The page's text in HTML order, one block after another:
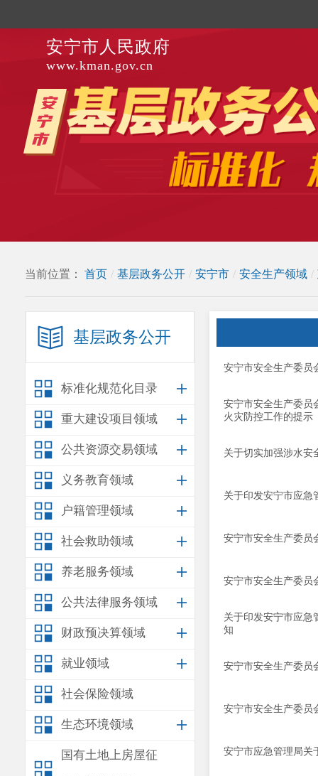
安宁市人民政府
www.kman.gov.cn
当前位置： 首页 / 基层政务公开 / 安宁市 / 安全生产领域 /
基层政务公开
标准化规范化目录
重大建设项目领域
公共资源交易领域
义务教育领域
户籍管理领域
社会救助领域
养老服务领域
公共法律服务领域
财政预决算领域
就业领域
社会保险领域
生态环境领域
国有土地上房屋征
安宁市安全生产委员
安宁市安全生产委员
火灾防控工作的提示
关于切实加强涉水安
关于印发安宁市应急
安宁市安全生产委员
安宁市安全生产委员
关于印发安宁市应急
知
安宁市安全生产委员
安宁市安全生产委员
安宁市应急管理局关